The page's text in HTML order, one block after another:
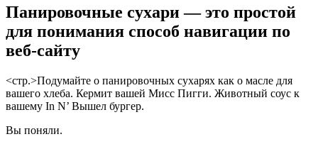
Панировочные сухари — это простой
для понимания способ навигации по
веб-сайту
<стр.>Подумайте о панировочных сухарях как о масле для
вашего хлеба. Кермит вашей Мисс Пигги. Животный соус к
вашему In N’ Вышел бургер.
Вы поняли.